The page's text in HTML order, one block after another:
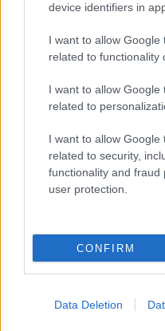
device identifiers in
I want to allow Google
related to functionality
I want to allow Google
related to
I want to allow Google
related to security,
functionality and
user protection.
CONFIRM
Data Deletion